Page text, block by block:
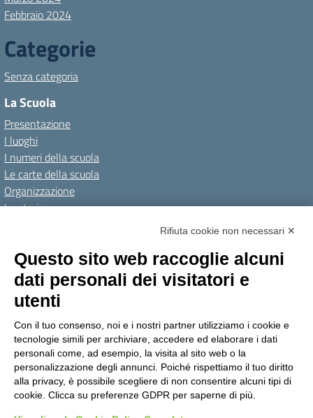
Febbraio 2024
Categorie
Senza categoria
La Scuola
Presentazione
I luoghi
I numeri della scuola
Le carte della scuola
Organizzazione
La storia
Personale scolastico
Famiglie e studenti
Percorsi di studio
Offerta formativa
I progetti delle classi
Novità
Le notizie
Rifiuta cookie non necessari ✕
Questo sito web raccoglie alcuni
dati personali dei visitatori e
utenti
Con il tuo consenso, noi e i nostri partner utilizziamo i cookie e
tecnologie simili per archiviare, accedere ed elaborare i dati
personali come, ad esempio, la visita al sito web o la
personalizzazione degli annunci. Poiché rispettiamo il tuo diritto
alla privacy, è possibile scegliere di non consentire alcuni tipi di
cookie. Clicca su preferenze GDPR per saperne di più.